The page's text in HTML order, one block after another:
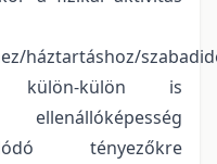
háztartáshoz/
külön-külön is
tényezőkre